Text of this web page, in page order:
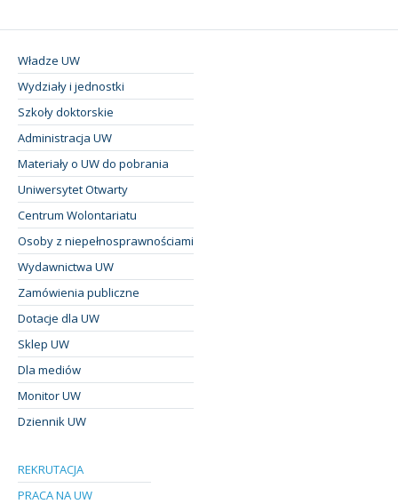
Władze UW
Wydziały i jednostki
Szkoły doktorskie
Administracja UW
Materiały o UW do pobrania
Uniwersytet Otwarty
Centrum Wolontariatu
Osoby z niepełnosprawnościami
Wydawnictwa UW
Zamówienia publiczne
Dotacje dla UW
Sklep UW
Dla mediów
Monitor UW
Dziennik UW
REKRUTACJA
PRACA NA UW